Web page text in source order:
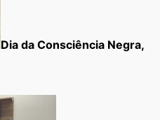
Dia da Consciência Negra,